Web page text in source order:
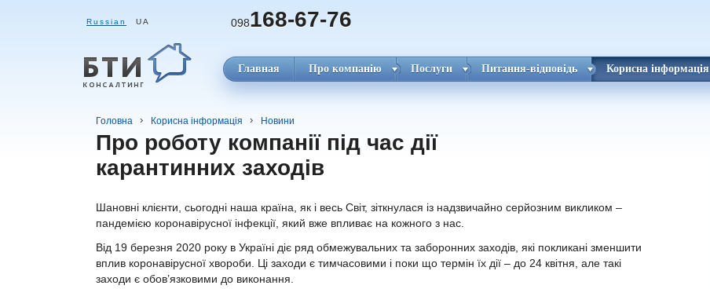
Russian UA 098168-67-76
Главная Про компанію Послуги Питання-відповідь Корисна інформація
Головна Корисна інформація Новини
Про роботу компанії під час дії
карантинних заходів
Шановні клієнти, сьогодні наша країна, як і весь Світ, зіткнулася із надзвичайно серйозним викликом –
пандемією коронавірусної інфекції, який вже впливає на кожного з нас.
Від 19 березня 2020 року в Україні діє ряд обмежувальних та заборонних заходів, які покликані зменшити
вплив коронавірусної хвороби. Ці заходи є тимчасовими і поки що термін їх дії – до 24 квітня, але такі
заходи є обов’язковими до виконання.